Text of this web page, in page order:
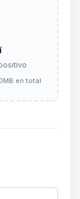
en total